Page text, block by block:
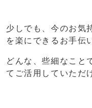
少しでも、今のお気
を楽にできるお手伝
どんな、些細なこと
てご活用していただ